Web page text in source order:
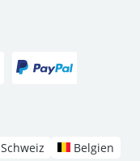
Schweiz
Belgien